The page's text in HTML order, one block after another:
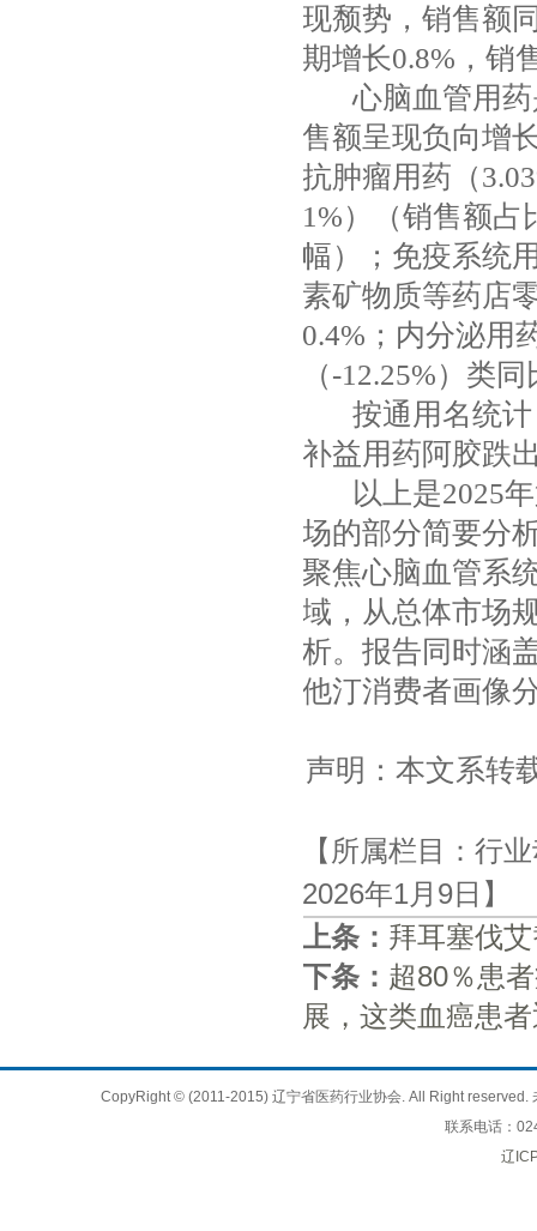
现颓势，销售额
期增长0.8%，销
心脑血管用
售额呈现负向增
抗肿瘤用药（
1%）（销售额
幅）；免疫系统
素矿物质等药店
0.4%；内分泌用
（-12.25%）类
按通用名统
补益用药阿胶跌
以上是2025年
场的部分简要分
聚焦心脑血管系
域，从总体市场
析。报告同时涵
他汀消费者画像
声明：本文系转
【所属栏目：
2026年1月9日】
上条： 拜耳塞伐
下条： 超80％患
展，这类血癌患
CopyRight © (2011-2015) 辽宁省医药行业协会. All Right
联系电话：
辽